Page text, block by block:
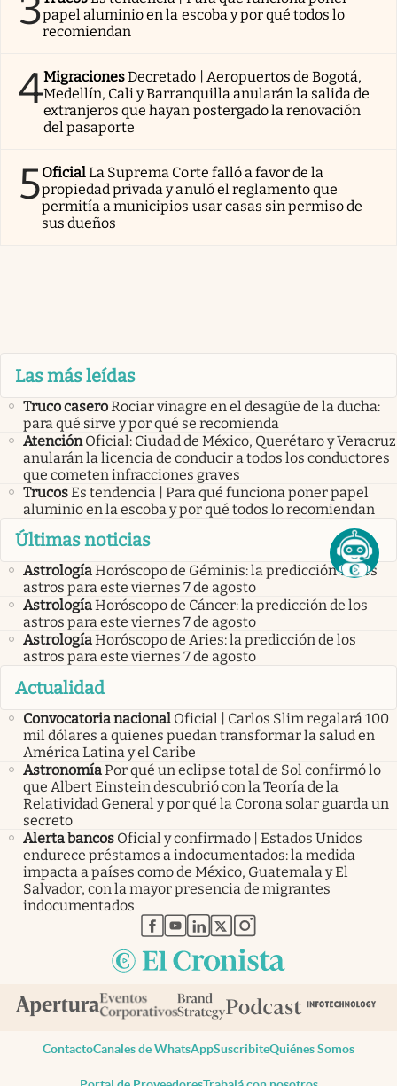
papel aluminio en la escoba y por qué todos lo
recomiendan
4MigracionesDecretado | Aeropuertos de Bogotá,
Medellín, Cali y Barranquilla anularán la salida de
extranjeros que hayan postergado la renovación
del pasaporte
5OficialLa Suprema Corte falló a favor de la
propiedad privada y anuló el reglamento que
permitía a municipios usar casas sin permiso de
sus dueños
Las más leídas
Truco caseroRociar vinagre en el desagüe de la ducha:
para qué sirve y por qué se recomienda
Atención Oficial: Ciudad de México, Querétaro y Veracruz
anularán la licencia de conducir a todos los conductores
que cometen infracciones graves
TrucosEs tendencia | Para qué funciona poner papel
aluminio en la escoba y por qué todos lo recomiendan
Últimas noticias
AstrologíaHoróscopo de Géminis: la predicción de los
astros para este viernes 7 de agosto
AstrologíaHoróscopo de Cáncer: la predicción de los
astros para este viernes 7 de agosto
AstrologíaHoróscopo de Aries: la predicción de los
astros para este viernes 7 de agosto
Actualidad
Convocatoria nacional Oficial | Carlos Slim regalará 100
mil dólares a quienes puedan transformar la salud en
América Latina y el Caribe
AstronomíaPor qué un eclipse total de Sol confirmó lo
que Albert Einstein descubrió con la Teoría de la
Relatividad General y por qué la Corona solar guarda un
secreto
Alerta bancos Oficial y confirmado | Estados Unidos
endurece préstamos a indocumentados: la medida
impacta a países como de México, Guatemala y El
Salvador, con la mayor presencia de migrantes
indocumentados
abre en nueva pestaña
abre en nueva pestaña
abre en nueva pestaña
abre en nueva pestaña
abre en nueva pestaña
ContactoCanales de WhatsAppSuscribiteQuiénes Somos